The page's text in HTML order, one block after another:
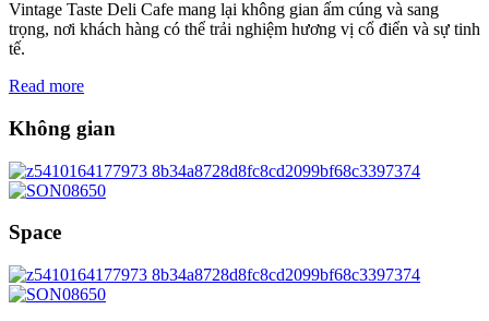
Vintage Taste Deli Cafe mang lại không gian ấm cúng và sang
trọng, nơi khách hàng có thể trải nghiệm hương vị cổ điển và sự tinh
tế.
Read more
Không gian
Space